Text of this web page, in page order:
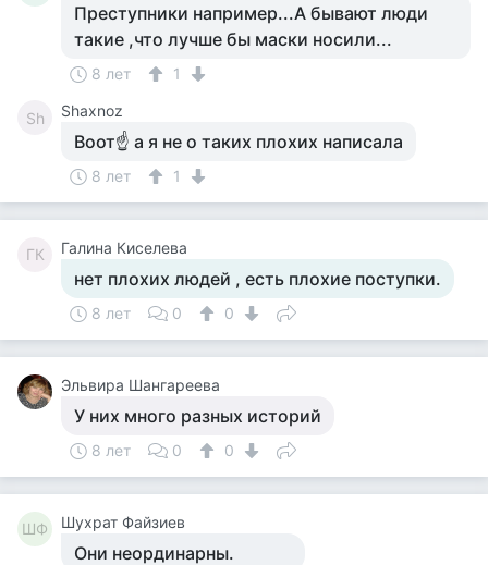
Преступники например...А бывают люди
такие ,что лучше бы маски носили...
8 лет 1
Sh Shaxnoz
Воот☝ а я не о таких плохих написала
8 лет 1
ГК Галина Киселева
нет плохих людей , есть плохие поступки.
8 лет 0 0
Эльвира Шангареева
У них много разных историй
8 лет 0 0
ШФ Шухрат Файзиев
Они неординарны.